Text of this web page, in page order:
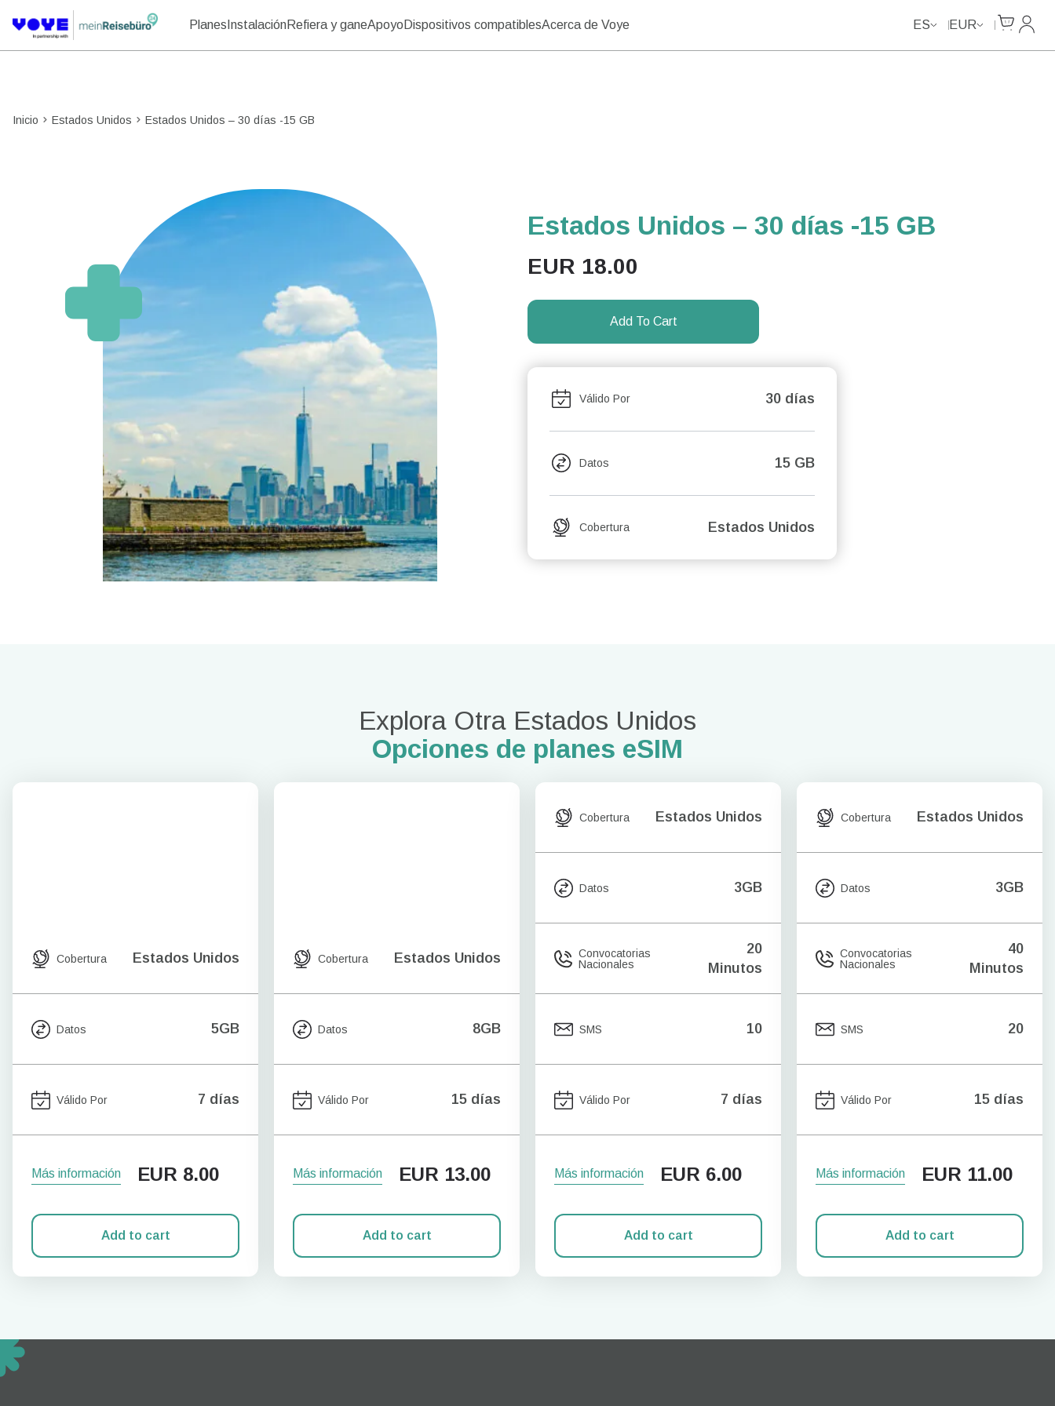
Planes InstalaciónRefiera y ganeApoyo Dispositivos compatiblesAcerca de Voye ES EUR
Mi
Inicio Estados Unidos Estados Unidos – 30 días -15 GB
Estados Unidos – 30 días -15 GB
EUR 18.00
Add To Cart
Válido Por 30 días
Datos 15 GB
Cobertura Estados Unidos
Explora Otra Estados Unidos
Opciones de planes eSIM
Cobertura Estados Unidos
Datos 5GB
Válido Por 7 días
Más información EUR 8.00
Add to cart
Cobertura Estados Unidos
Datos 8GB
Válido Por 15 días
Más información EUR 13.00
Add to cart
Cobertura Estados Unidos
Datos 3GB
Convocatorias
Nacionales
20
Minutos
SMS 10
Válido Por 7 días
Más información EUR 6.00
Add to cart
Cobertura Estados Unidos
Datos 3GB
Convocatorias
Nacionales
40
Minutos
SMS 20
Válido Por 15 días
Más información EUR 11.00
Add to cart